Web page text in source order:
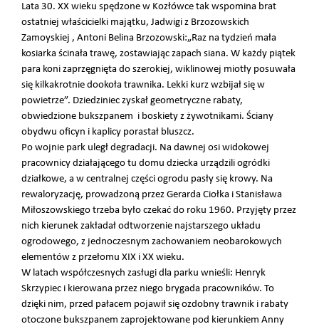
Lata 30. XX wieku spędzone w Kozłówce tak wspomina brat
ostatniej właścicielki majątku, Jadwigi z Brzozowskich
Zamoyskiej , Antoni Belina Brzozowski:„Raz na tydzień mała
kosiarka ścinała trawę, zostawiając zapach siana. W każdy piątek
para koni zaprzęgnięta do szerokiej, wiklinowej miotły posuwała
się kilkakrotnie dookoła trawnika. Lekki kurz wzbijał się w
powietrze”. Dziedziniec zyskał geometryczne rabaty,
obwiedzione bukszpanem i boskiety z żywotnikami. Ściany
obydwu oficyn i kaplicy porastał bluszcz.
Po wojnie park uległ degradacji. Na dawnej osi widokowej
pracownicy działającego tu domu dziecka urządzili ogródki
działkowe, a w centralnej części ogrodu pasły się krowy. Na
rewaloryzację, prowadzoną przez Gerarda Ciołka i Stanisława
Miłoszowskiego trzeba było czekać do roku 1960. Przyjęty przez
nich kierunek zakładał odtworzenie najstarszego układu
ogrodowego, z jednoczesnym zachowaniem neobarokowych
elementów z przełomu XIX i XX wieku.
W latach współczesnych zasługi dla parku wnieśli: Henryk
Skrzypiec i kierowana przez niego brygada pracowników. To
dzięki nim, przed pałacem pojawił się ozdobny trawnik i rabaty
otoczone bukszpanem zaprojektowane pod kierunkiem Anny